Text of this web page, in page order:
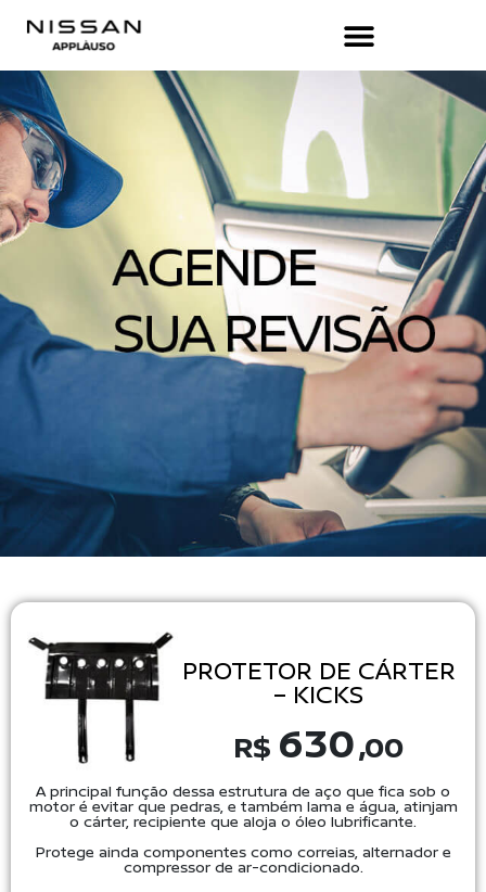
PROTETOR DE CÁRTER
– KICKS
R$ 630,00
A principal função dessa estrutura de aço que fica sob o
motor é evitar que pedras, e também lama e água, atinjam
o cárter, recipiente que aloja o óleo lubrificante.
Protege ainda componentes como correias, alternador e
compressor de ar-condicionado.